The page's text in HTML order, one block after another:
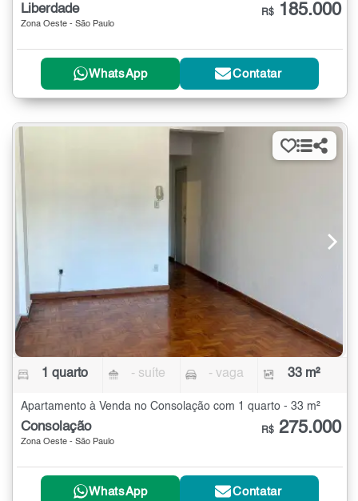
Liberdade
Zona Oeste - São Paulo
R$ 185.000
WhatsApp Contatar
1 quarto - suíte - vaga 33 m²
Apartamento à Venda no Consolação com 1 quarto - 33 m²
Consolação
Zona Oeste - São Paulo
R$ 275.000
WhatsApp Contatar